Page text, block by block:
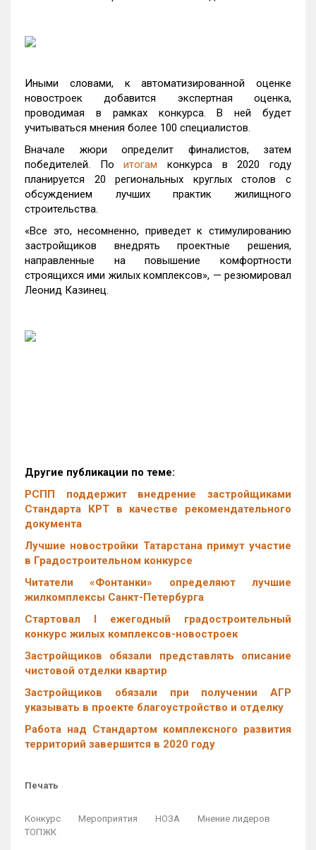
Иными словами, к автоматизированной оценке
новостроек добавится экспертная оценка,
проводимая в рамках конкурса. В ней будет
учитываться мнения более 100 специалистов.
Вначале жюри определит финалистов, затем
победителей. Поитогам конкурса в 2020 году
планируется 20 региональных круглых столов с
обсуждением лучших практик жилищного
строительства.
«Все это, несомненно, приведет к стимулированию
застройщиков внедрять проектные решения,
направленные на повышение комфортности
строящихся ими жилых комплексов», — резюмировал
Леонид Казинец.
Другие публикации по теме:
РСПП поддержит внедрение застройщиками
Стандарта КРТ в качестве рекомендательного
документа
Лучшие новостройки Татарстана примут участие
в Градостроительном конкурсе
Читатели «Фонтанки» определяют лучшие
жилкомплексы Санкт-Петербурга
Стартовал I ежегодный градостроительный
конкурс жилых комплексов-новостроек
Застройщиков обязали представлять описание
чистовой отделки квартир
Застройщиков обязали при получении АГР
указывать в проекте благоустройство и отделку
Работа над Стандартом комплексного развития
территорий завершится в 2020 году
Печать
Конкурс Мероприятия НОЗА
Мнение лидеров
ТОПЖК